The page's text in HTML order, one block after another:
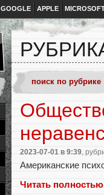
GOOGLE APPLE
2023-07-01 в 9:39 ,
Американские
Читать